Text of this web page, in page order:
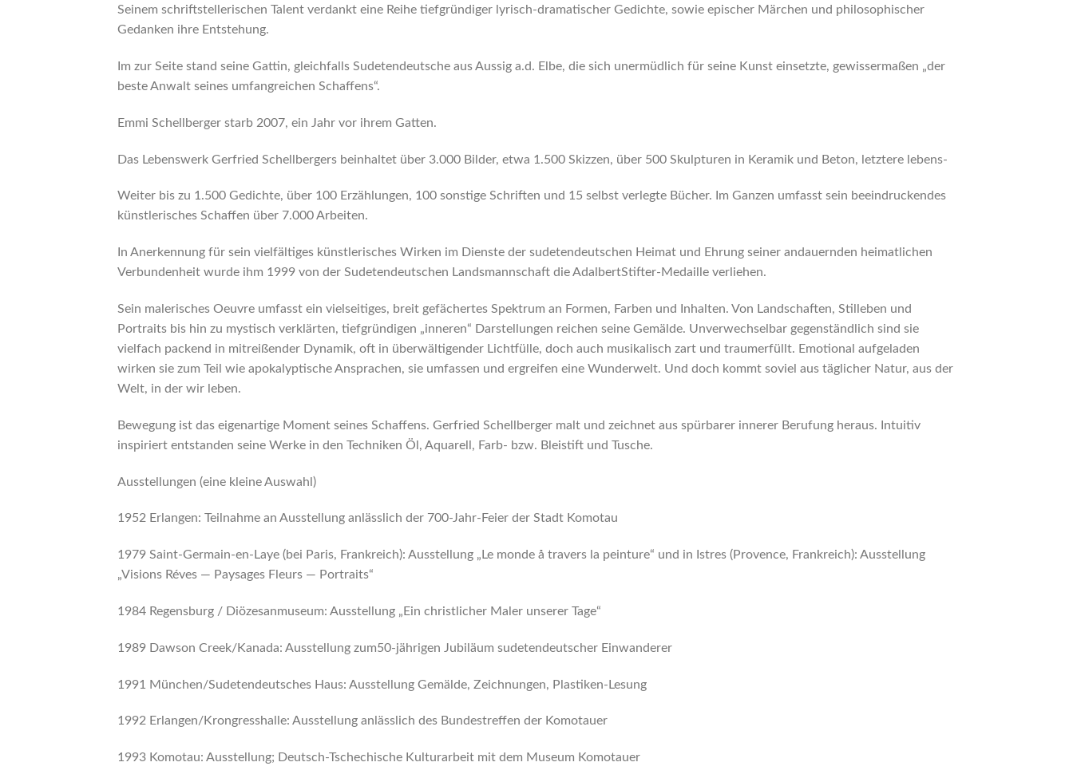
Seinem schriftstellerischen Talent verdankt eine Reihe tiefgründiger lyrisch-dramatischer Gedichte, sowie epischer Märchen und philosophischer
Gedanken ihre Entstehung.
Im zur Seite stand seine Gattin, gleichfalls Sudetendeutsche aus Aussig a.d. Elbe, die sich unermüdlich für seine Kunst einsetzte, gewissermaßen „der
beste Anwalt seines umfangreichen Schaffens“.
Emmi Schellberger starb 2007, ein Jahr vor ihrem Gatten.
Das Lebenswerk Gerfried Schellbergers beinhaltet über 3.000 Bilder, etwa 1.500 Skizzen, über 500 Skulpturen in Keramik und Beton, letztere lebens-
Weiter bis zu 1.500 Gedichte, über 100 Erzählungen, 100 sonstige Schriften und 15 selbst verlegte Bücher. Im Ganzen umfasst sein beeindruckendes
künstlerisches Schaffen über 7.000 Arbeiten.
In Anerkennung für sein vielfältiges künstlerisches Wirken im Dienste der sudetendeutschen Heimat und Ehrung seiner andauernden heimatlichen
Verbundenheit wurde ihm 1999 von der Sudetendeutschen Landsmannschaft die AdalbertStifter-Medaille verliehen.
Sein malerisches Oeuvre umfasst ein vielseitiges, breit gefächertes Spektrum an Formen, Farben und Inhalten. Von Landschaften, Stilleben und
Portraits bis hin zu mystisch verklärten, tiefgründigen „inneren“ Darstellungen reichen seine Gemälde. Unverwechselbar gegenständlich sind sie
vielfach packend in mitreißender Dynamik, oft in überwältigender Lichtfülle, doch auch musikalisch zart und traumerfüllt. Emotional aufgeladen
wirken sie zum Teil wie apokalyptische Ansprachen, sie umfassen und ergreifen eine Wunderwelt. Und doch kommt soviel aus täglicher Natur, aus der
Welt, in der wir leben.
Bewegung ist das eigenartige Moment seines Schaffens. Gerfried Schellberger malt und zeichnet aus spürbarer innerer Berufung heraus. Intuitiv
inspiriert entstanden seine Werke in den Techniken Öl, Aquarell, Farb- bzw. Bleistift und Tusche.
Ausstellungen (eine kleine Auswahl)
1952 Erlangen: Teilnahme an Ausstellung anlässlich der 700-Jahr-Feier der Stadt Komotau
1979 Saint-Germain-en-Laye (bei Paris, Frankreich): Ausstellung „Le monde å travers la peinture“ und in Istres (Provence, Frankreich): Ausstellung
„Visions Réves — Paysages Fleurs — Portraits“
1984 Regensburg / Diözesanmuseum: Ausstellung „Ein christlicher Maler unserer Tage“
1989 Dawson Creek/Kanada: Ausstellung zum50-jährigen Jubiläum sudetendeutscher Einwanderer
1991 München/Sudetendeutsches Haus: Ausstellung Gemälde, Zeichnungen, Plastiken-Lesung
1992 Erlangen/Krongresshalle: Ausstellung anlässlich des Bundestreffen der Komotauer
1993 Komotau: Ausstellung; Deutsch-Tschechische Kulturarbeit mit dem Museum Komotauer